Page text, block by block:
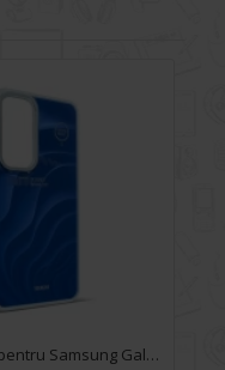
Husa spate pentru Samsung Galaxy A05S- Dun case Albastru